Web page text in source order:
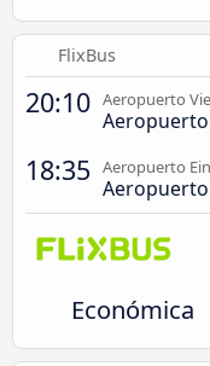
FlixBus
20:10 Aeropuerto
18:35 Aeropuerto
Económica